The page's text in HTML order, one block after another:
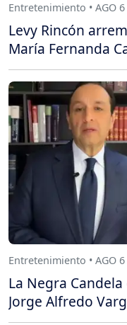
Entretenimiento • AGO
Levy Rincón
María Fernanda
Entretenimiento • AGO
La Negra
Jorge Alfredo